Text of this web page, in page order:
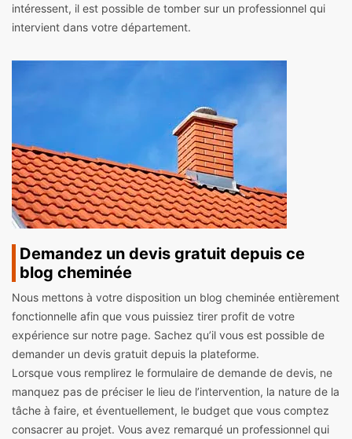
intéressent, il est possible de tomber sur un professionnel qui
intervient dans votre département.
Demandez un devis gratuit depuis ce
blog cheminée
Nous mettons à votre disposition un blog cheminée entièrement
fonctionnelle afin que vous puissiez tirer profit de votre
expérience sur notre page. Sachez qu’il vous est possible de
demander un devis gratuit depuis la plateforme.
Lorsque vous remplirez le formulaire de demande de devis, ne
manquez pas de préciser le lieu de l’intervention, la nature de la
tâche à faire, et éventuellement, le budget que vous comptez
consacrer au projet. Vous avez remarqué un professionnel qui